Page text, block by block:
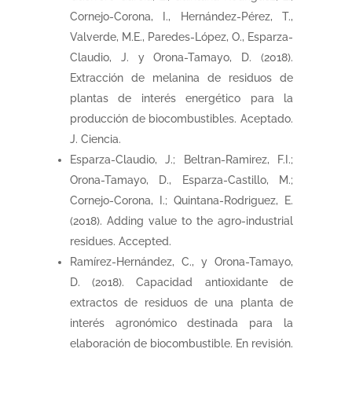
Cornejo-Corona, I., Hernández-Pérez, T.,
Valverde, M.E., Paredes-López, O., Esparza-
Claudio, J. y Orona-Tamayo, D. (2018).
Extracción de melanina de residuos de
plantas de interés energético para la
producción de biocombustibles. Aceptado.
J. Ciencia.
Esparza-Claudio, J.; Beltran-Ramirez, F.I.;
Orona-Tamayo, D., Esparza-Castillo, M.;
Cornejo-Corona, I.; Quintana-Rodriguez, E.
(2018). Adding value to the agro-industrial
residues. Accepted.
Ramírez-Hernández, C., y Orona-Tamayo,
D. (2018). Capacidad antioxidante de
extractos de residuos de una planta de
interés agronómico destinada para la
elaboración de biocombustible. En revisión.